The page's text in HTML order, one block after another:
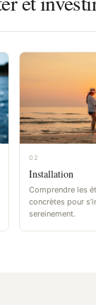
02
Installation
Comprendre les
concrètes pour
sereinement.